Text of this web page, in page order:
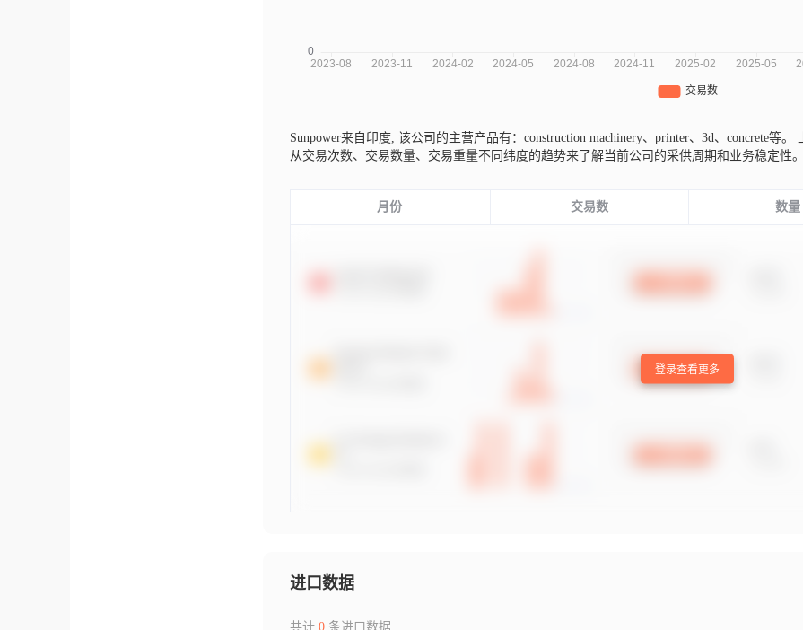
Sunpower来自印度, 该公司的主营产品有：construction machinery、printer、3d、concrete等。
从交易次数、交易数量、交易重量不同纬度的趋势来了解当前公司的采供周期和业务稳定性。
月份 交易数 数量
登录查看更多
进口数据
共计 0条进口数据